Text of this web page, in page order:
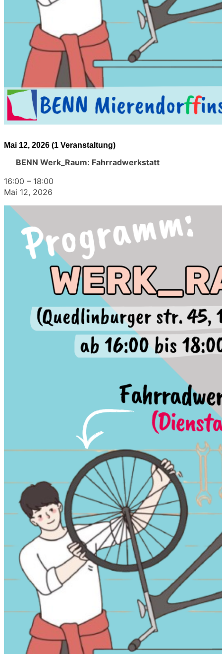
Mai 12, 2026 (1 Veranstaltung)
BENN Werk_Raum: Fahrradwerkstatt
16:00 – 18:00
Mai 12, 2026